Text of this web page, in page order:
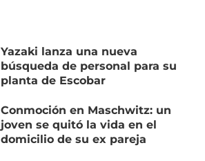
Yazaki lanza una nueva
búsqueda de personal para su
planta de Escobar
Conmoción en Maschwitz: un
joven se quitó la vida en el
domicilio de su ex pareja